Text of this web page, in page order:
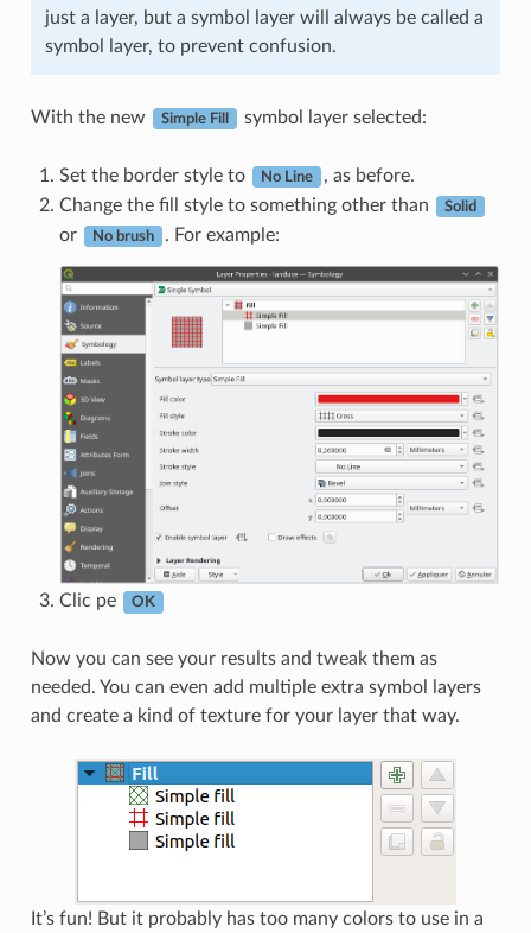
just a layer, but a symbol layer will always be called a
symbol layer, to prevent confusion.
With the new Simple Fill symbol layer selected:
Set the border style to No Line
, as before.
Change the fill style to something other than
Solid
or No brush . For example:
Clic pe OK
Now you can see your results and tweak them as
needed. You can even add multiple extra symbol layers
and create a kind of texture for your layer that way.
It’s fun! But it probably has too many colors to use in a